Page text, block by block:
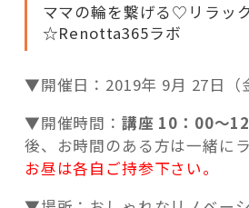
ママの輪を繋げる♡リラッ
☆Renotta365ラボ
▼開催日：2019年 9月 27日（
▼開催時間： 講座 10：00～
後、お時間のある方は一緒に
お昼は各自ご持参下さい。